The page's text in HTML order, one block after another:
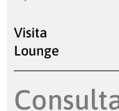
Visita
Lounge